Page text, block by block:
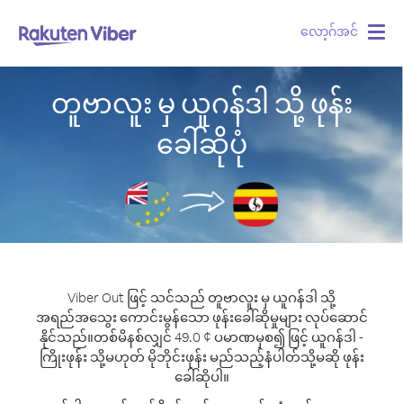
လော့ဂ်အင်
တူဗာလူး မှ ယူဂန်ဒါ သို့ ဖုန်း
ခေါ်ဆိုပုံ
Viber Out ဖြင့် သင်သည် တူဗာလူး မှ ယူဂန်ဒါ သို့
အရည်အသွေး ကောင်းမွန်သော ဖုန်းခေါ်ဆိုမှုများ လုပ်ဆောင်
နိုင်သည်။တစ်မိနစ်လျှင် 49.0 ¢ ပမာဏမှစ၍ ဖြင့် ယူဂန်ဒါ -
ကြိုးဖုန်း သို့မဟုတ် မိုဘိုင်းဖုန်း မည်သည့်နံပါတ်သို့မဆို ဖုန်း
ခေါ်ဆိုပါ။